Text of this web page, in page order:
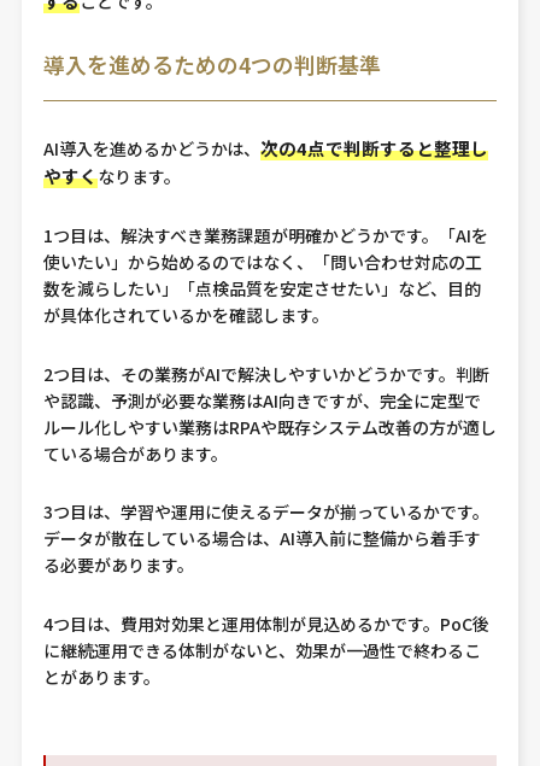
導入を進めるための4つの判断基準
AI導入を進めるかどうかは、 次の4点で判断すると整理し
やすくなります。
1つ目は、解決すべき業務課題が明確かどうかです。「AIを
使いたい」から始めるのではなく、「問い合わせ対応の工
数を減らしたい」「点検品質を安定させたい」など、目的
が具体化されているかを確認します。
2つ目は、その業務がAIで解決しやすいかどうかです。判断
や認識、予測が必要な業務はAI向きですが、完全に定型で
ルール化しやすい業務はRPAや既存システム改善の方が適し
ている場合があります。
3つ目は、学習や運用に使えるデータが揃っているかです。
データが散在している場合は、AI導入前に整備から着手す
る必要があります。
4つ目は、費用対効果と運用体制が見込めるかです。PoC後
に継続運用できる体制がないと、効果が一過性で終わるこ
とがあります。